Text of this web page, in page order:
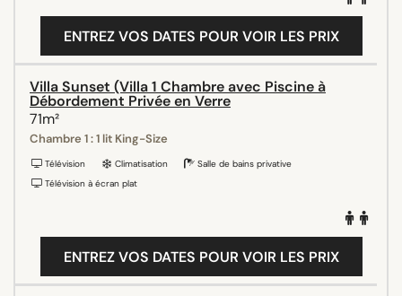
ENTREZ VOS DATES POUR VOIR LES PRIX
Villa Sunset (Villa 1 Chambre avec Piscine à
Débordement Privée en Verre
71m²
Chambre 1 : 1 lit King-Size
Télévision Climatisation
Salle de bains privative
Télévision à écran plat
ENTREZ VOS DATES POUR VOIR LES PRIX